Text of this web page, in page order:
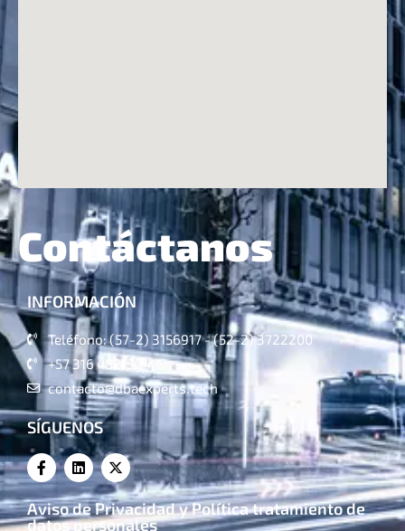
Contáctanos
INFORMACIÓN
Teléfono: (57-2) 3156917 - (52-2) 3722200
+57 316 4821324
contacto@dbaexperts.tech
SÍGUENOS
Aviso de Privacidad y Política tratamiento de
datos personales